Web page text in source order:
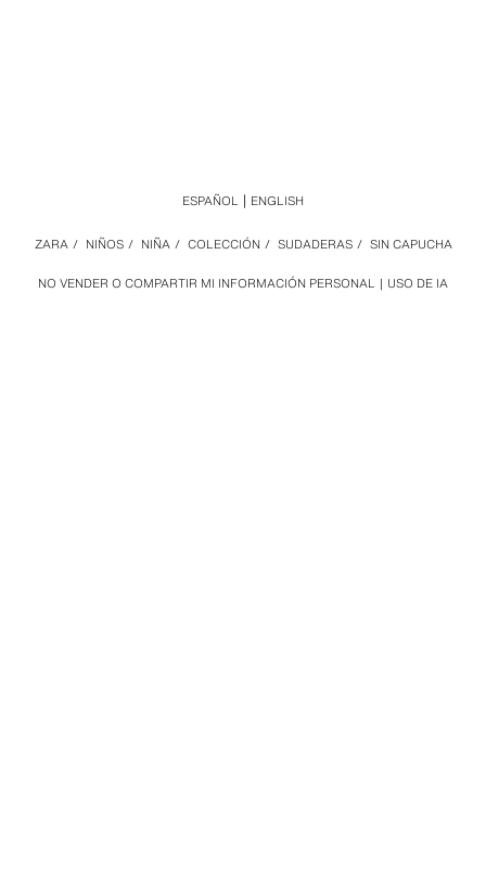
NO VENDER O COMPARTIR MI INFORMACIÓN PERSONAL USO DE IA
ZARA / NIÑOS / NIÑA / COLECCIÓN / SUDADERAS / SIN CAPUCHA
ESPAÑOL ENGLISH